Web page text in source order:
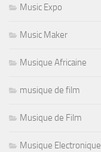
Music Expo
Music Maker
Musique Africaine
musique de film
Musique de Film
Musique Electronique